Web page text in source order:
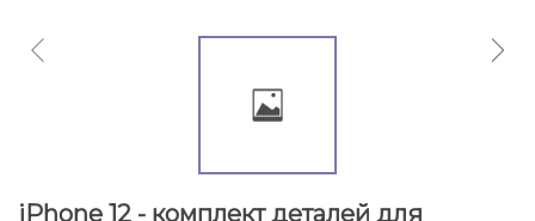
iPhone 12 - комплект деталей для